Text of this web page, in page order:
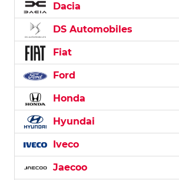
Dacia
DS Automobiles
Fiat
Ford
Honda
Hyundai
Iveco
Jaecoo